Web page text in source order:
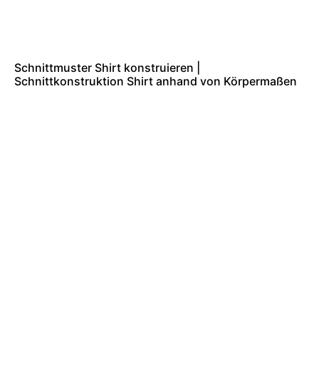
Schnittmuster Shirt konstruieren |
Schnittkonstruktion Shirt anhand von Körpermaßen